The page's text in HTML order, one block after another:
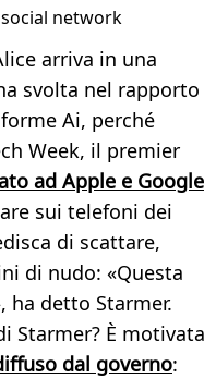
network
arriva in una
svolta nel rapporto
Ai, perché
Week, il premier
ad Apple e Google
sui telefoni dei
di scattare,
di nudo: «Questa
ha detto Starmer.
Starmer? È motivata
dal governo: